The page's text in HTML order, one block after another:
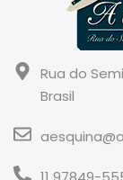
Rua do
Brasil